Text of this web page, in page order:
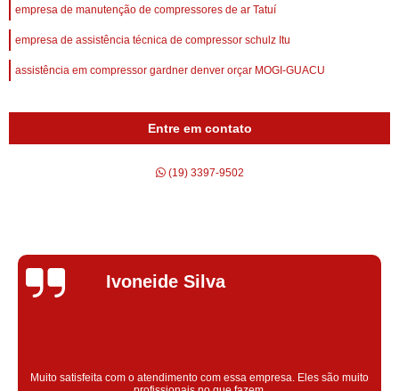
empresa de manutenção de compressores de ar Tatuí
empresa de assistência técnica de compressor schulz Itu
assistência em compressor gardner denver orçar MOGI-GUACU
Entre em contato
(19) 3397-9502
Silvana Alves
Super satisfeita com o serviço prestado, atendimento muito bom!
colaoradores educado e transparente, destaque para o colaborador